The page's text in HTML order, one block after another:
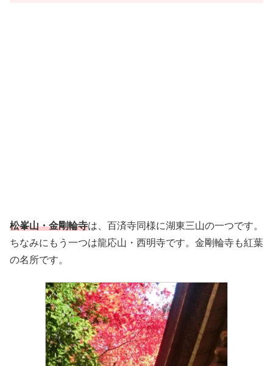
松峯山・金剛輪寺は、百済寺同様に湖東三山の一つです。
ちなみにもう一つは龍応山・西明寺です。金剛輪寺も紅葉
の名所です。